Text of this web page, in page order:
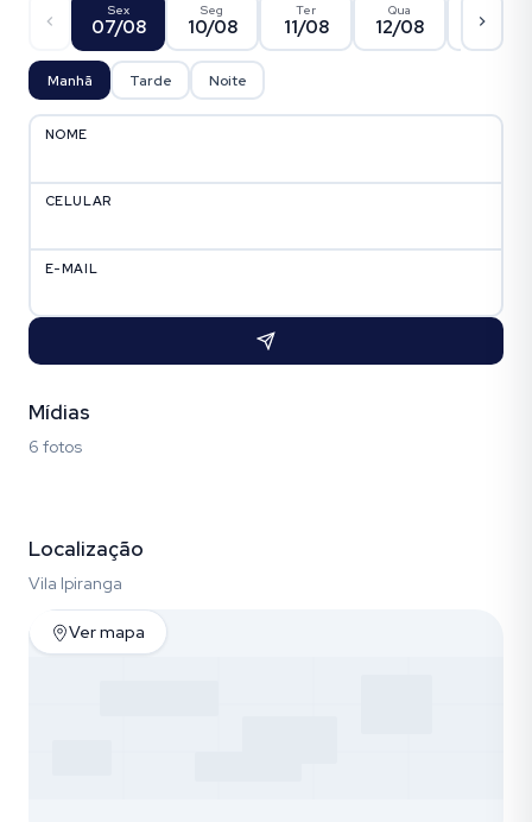
Sex
07/08
Seg
10/08
Ter
11/08
Qua
12/08 13/08
Manhã Tarde Noite
NOME
CELULAR
E-MAIL
Mídias
6 fotos
Localização
Vila Ipiranga
Ver mapa